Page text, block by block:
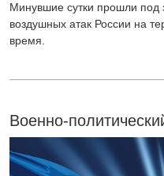
Минувшие сутки прошли под
воздушных атак России на
время.
Военно-